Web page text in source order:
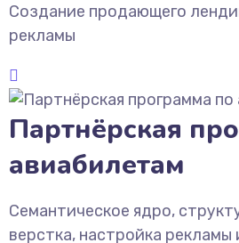
Создание продающего
рекламы
Партнёрская
авиабилетам
Семантическое ядро,
верстка, настройка рекламы